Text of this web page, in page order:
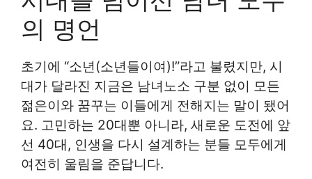
의 명언
초기에 “소년(소년들이여)!”라고 불렸지만, 시
대가 달라진 지금은 남녀노소 구분 없이 모든
젊은이와 꿈꾸는 이들에게 전해지는 말이 됐어
요. 고민하는 20대뿐 아니라, 새로운 도전에 앞
선 40대, 인생을 다시 설계하는 분들 모두에게
여전히 울림을 준답니다.